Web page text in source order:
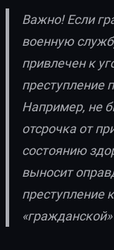
Важно! Если
военную
привлечен к
преступление
Например, не
отсрочка от
состоянию
выносит
преступление